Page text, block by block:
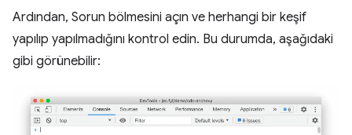
Ardından, Sorun bölmesini açın ve herhangi bir keşif
yapılıp yapılmadığını kontrol edin. Bu durumda, aşağıdaki
gibi görünebilir: